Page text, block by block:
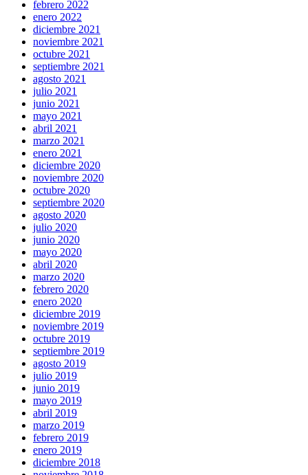
febrero 2022
enero 2022
diciembre 2021
noviembre 2021
octubre 2021
septiembre 2021
agosto 2021
julio 2021
junio 2021
mayo 2021
abril 2021
marzo 2021
enero 2021
diciembre 2020
noviembre 2020
octubre 2020
septiembre 2020
agosto 2020
julio 2020
junio 2020
mayo 2020
abril 2020
marzo 2020
febrero 2020
enero 2020
diciembre 2019
noviembre 2019
octubre 2019
septiembre 2019
agosto 2019
julio 2019
junio 2019
mayo 2019
abril 2019
marzo 2019
febrero 2019
enero 2019
diciembre 2018